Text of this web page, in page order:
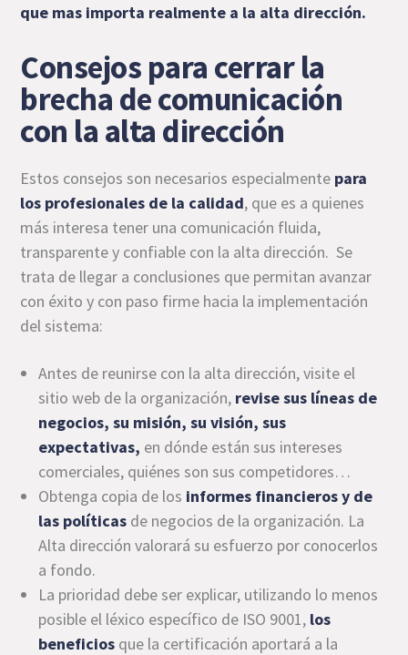
que mas importa realmente a la alta dirección.
Consejos para cerrar la
brecha de comunicación
con la alta dirección
Estos consejos son necesarios especialmente para
los profesionales de la calidad, que es a quienes
más interesa tener una comunicación fluida,
transparente y confiable con la alta dirección. Se
trata de llegar a conclusiones que permitan avanzar
con éxito y con paso firme hacia la implementación
del sistema:
Antes de reunirse con la alta dirección, visite el
sitio web de la organización, revisesus líneas de
negocios, su misión, su visión, sus
expectativas, en dónde están sus intereses
comerciales, quiénes son sus competidores…
Obtenga copia de los informes financieros y de
las políticas de negocios de la organización. La
Alta dirección valorará su esfuerzo por conocerlos
a fondo.
La prioridad debe ser explicar, utilizando lo menos
posible el léxico específico de ISO 9001, los
beneficios que la certificación aportará a la